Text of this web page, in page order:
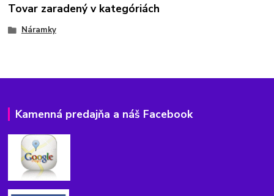
Tovar zaradený v kategóriách
Náramky
Kamenná predajňa a náš Facebook